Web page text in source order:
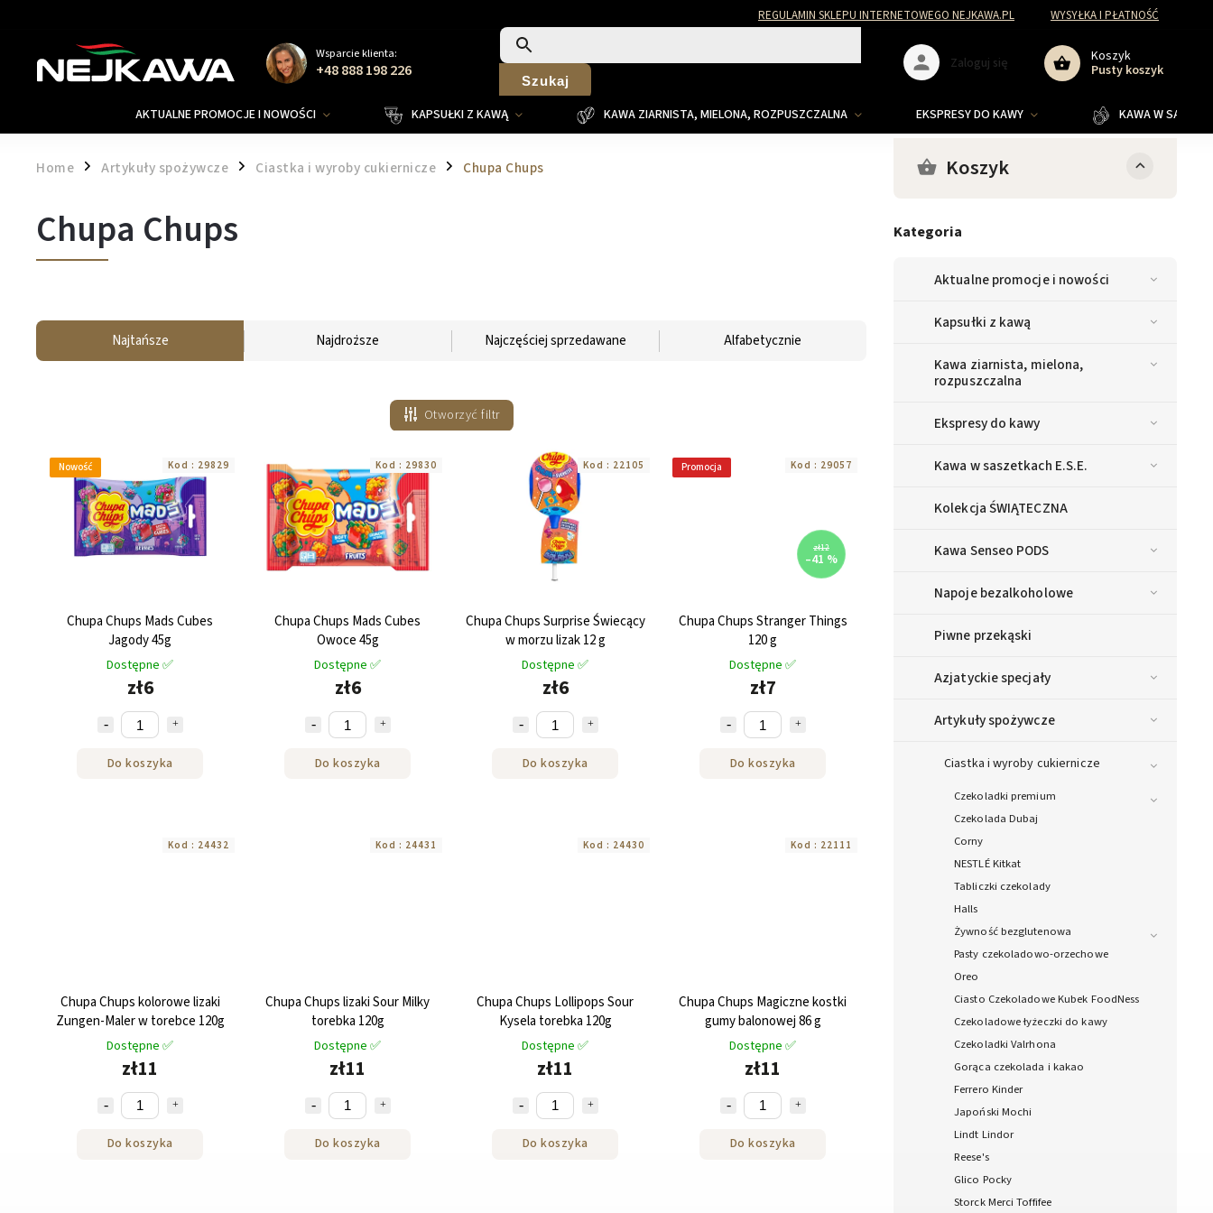
REGULAMIN SKLEPU INTERNETOWEGO NEJKAWA.PL WYSYŁKA I PŁATNOŚĆ
Wsparcie klienta:
+48 888 198 226 Szukaj
Koszyk
Pusty koszyk
Zaloguj się
AKTUALNE PROMOCJE I NOWOŚCI KAPSUŁKI Z KAWĄ KAWA ZIARNISTA, MIELONA, ROZPUSZCZALNA EKSPRESY DO KAWY KAWA W
Home / Artykuły spożywcze / Ciastka i wyroby cukiernicze / Chupa Chups Koszyk
Kategoria
Aktualne promocje i nowości
Kapsułki z kawą
Kawa ziarnista, mielona,
rozpuszczalna
Ekspresy do kawy
Kawa w saszetkach E.S.E.
Kolekcja ŚWIĄTECZNA
Kawa Senseo PODS
Napoje bezalkoholowe
Piwne przekąski
Azjatyckie specjały
Artykuły spożywcze
Ciastka i wyroby cukiernicze
Czekoladki premium
Czekolada Dubaj
Corny
NESTLÉ Kitkat
Tabliczki czekolady
Halls
Żywność bezglutenowa
Pasty czekoladowo-orzechowe
Oreo
Ciasto Czekoladowe Kubek FoodNess
Czekoladowe łyżeczki do kawy
Czekoladki Valrhona
Gorąca czekolada i kakao
Ferrero Kinder
Japoński Mochi
Lindt Lindor
Reese's
Glico Pocky
Storck Merci Toffifee
Chupa Chups
Najtańsze Najdroższe Najczęściej sprzedawane Alfabetycznie
Otworzyć filtr
Nowość
Chupa Chups Mads Cubes
Jagody 45g
Dostępne ✅
zł6
Do koszyka
Kod : 29829
Chupa Chups Mads Cubes
Owoce 45g
Dostępne ✅
zł6
Do koszyka
Kod : 29830
Chupa Chups Surprise Świecący
w morzu lizak 12 g
Dostępne ✅
zł6
Do koszyka
Kod : 22105 Promocja
zł12
–41 %
Chupa Chups Stranger Things
120 g
Dostępne ✅
zł7
Do koszyka
Kod : 29057
Chupa Chups kolorowe lizaki
Zungen-Maler w torebce 120g
Dostępne ✅
zł11
Do koszyka
Kod : 24432
Chupa Chups lizaki Sour Milky
torebka 120g
Dostępne ✅
zł11
Do koszyka
Kod : 24431
Chupa Chups Lollipops Sour
Kysela torebka 120g
Dostępne ✅
zł11
Do koszyka
Kod : 24430
Chupa Chups Magiczne kostki
gumy balonowej 86 g
Dostępne ✅
zł11
Do koszyka
Kod : 22111